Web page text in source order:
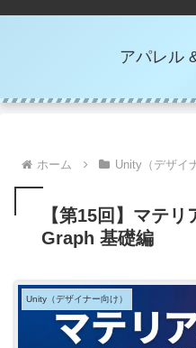
アパレル
ホーム Unity（デザイ
【第15回】マテ
Graph 基礎編
Unity（デザイナー向け）